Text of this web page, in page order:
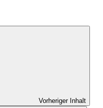
Vorheriger Inhalt